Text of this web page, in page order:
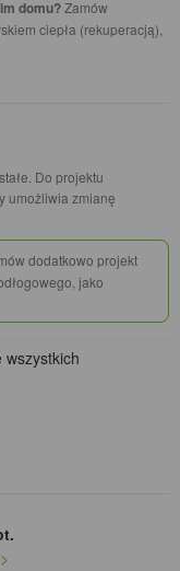
domu?Zamów
ciepła (rekuperacją),
Do projektu
umożliwia zmianę
dodatkowo projekt
jako
wszystkich